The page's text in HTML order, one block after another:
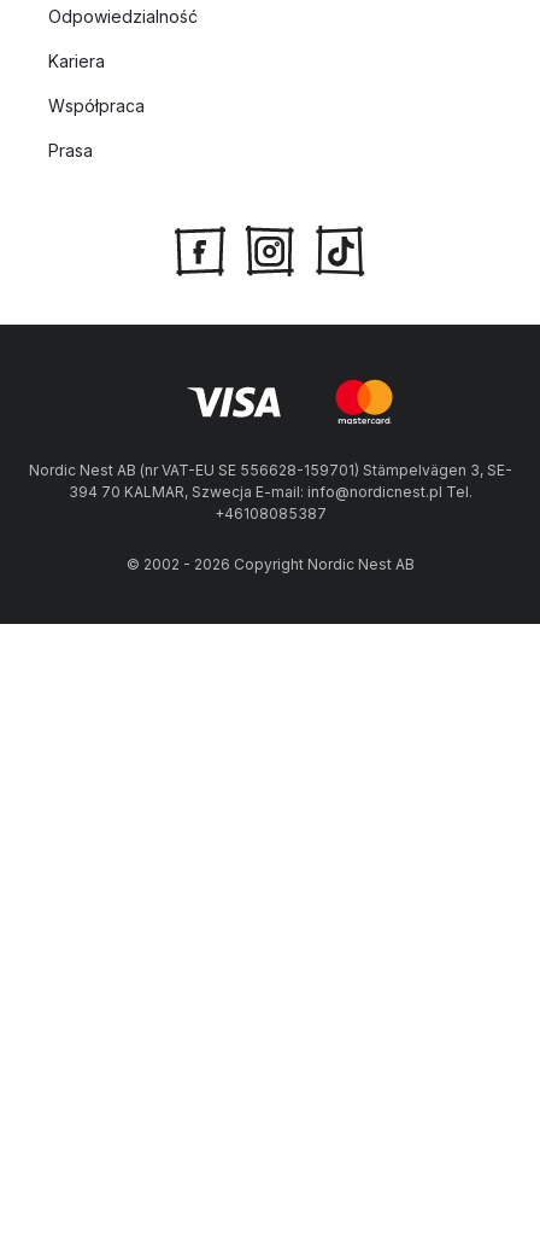
Odpowiedzialność
Kariera
Współpraca
Prasa
Nordic Nest AB (nr VAT-EU SE 556628-159701) Stämpelvägen 3, SE-
394 70 KALMAR, Szwecja E-mail: info@nordicnest.pl Tel.
+46108085387
© 2002 - 2026 Copyright Nordic Nest AB